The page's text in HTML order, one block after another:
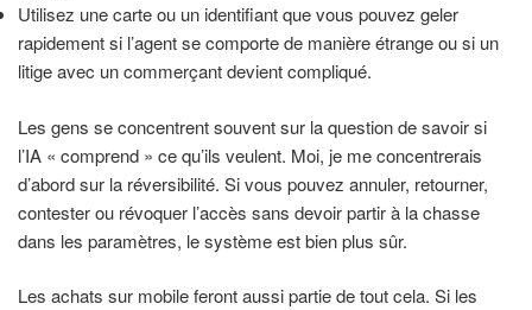
Utilisez une carte ou un identifiant que vous pouvez geler
rapidement si l’agent se comporte de manière étrange ou si un
litige avec un commerçant devient compliqué.
Les gens se concentrent souvent sur la question de savoir si
l’IA « comprend » ce qu’ils veulent. Moi, je me concentrerais
d’abord sur la réversibilité. Si vous pouvez annuler, retourner,
contester ou révoquer l’accès sans devoir partir à la chasse
dans les paramètres, le système est bien plus sûr.
Les achats sur mobile feront aussi partie de tout cela. Si les